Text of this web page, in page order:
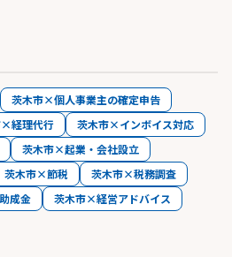
茨木市×個人事業主の確定申告
経理代行
茨木市×インボイス対応
茨木市×起業・会社設立
茨木市×節税
茨木市×税務調査
成金
茨木市×経営アドバイス